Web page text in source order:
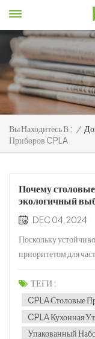
Вы Находитесь В : /
Приборов CPLA
Почему
экологичный
использования
DEC 04, 2024
Поскольку
приоритетом для
экологически
вариантов в мире
приборы— прочная,
альтернатива
ТЕГИ :
CPLA Столовые
CPLA Кухонная
Упакованный